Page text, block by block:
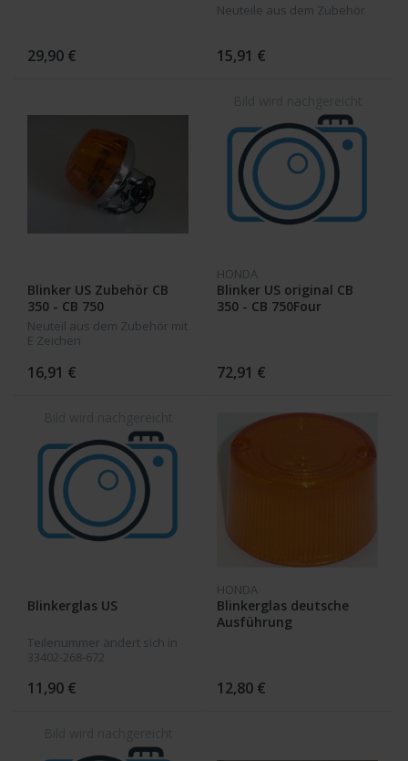
29,90 €
Neuteile aus dem Zubehör
15,91 €
Blinker US Zubehör CB
350 - CB 750
Neuteil aus dem Zubehör mit
E Zeichen
16,91 €
HONDA
Blinker US original CB
350 - CB 750Four
72,91 €
Blinkerglas US
Teilenummer ändert sich in
33402-268-672
11,90 €
HONDA
Blinkerglas deutsche
Ausführung
12,80 €